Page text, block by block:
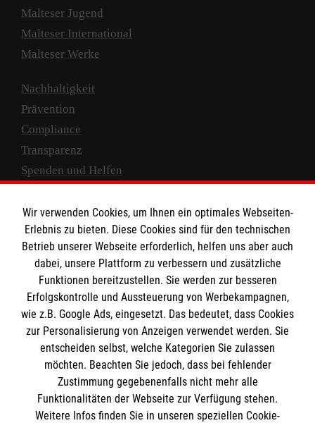
Malteser Jugend
Malteser International
Malteser Werke
Nachhaltigkeit
Prävention
Compliance
Transparenz
Spenden und Helfen
Empfänger: Malteser Hilfsdienst e.V.
IBAN: DE10 3706 0120 1201 2000 12
BIC: GENODED 1PA7
Wir verwenden Cookies, um Ihnen ein optimales Webseiten-
Erlebnis zu bieten. Diese Cookies sind für den technischen
Betrieb unserer Webseite erforderlich, helfen uns aber auch
dabei, unsere Plattform zu verbessern und zusätzliche
Funktionen bereitzustellen. Sie werden zur besseren
Erfolgskontrolle und Aussteuerung von Werbekampagnen,
wie z.B. Google Ads, eingesetzt. Das bedeutet, dass Cookies
zur Personalisierung von Anzeigen verwendet werden. Sie
entscheiden selbst, welche Kategorien Sie zulassen
möchten. Beachten Sie jedoch, dass bei fehlender
Zustimmung gegebenenfalls nicht mehr alle
Funktionalitäten der Webseite zur Verfügung stehen.
Weitere Infos finden Sie in unseren speziellen Cookie-